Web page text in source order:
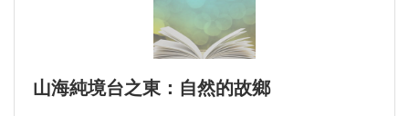
山海純境台之東：自然的故鄉